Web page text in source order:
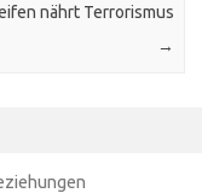
nährt Terrorismus
→